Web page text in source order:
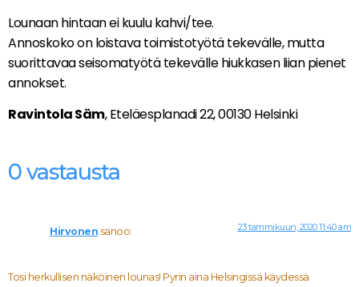
Lounaan hintaan ei kuulu kahvi/tee.
Annoskoko on loistava toimistotyötä tekevälle, mutta
suorittavaa seisomatyötä tekevälle hiukkasen liian pienet
annokset.
Ravintola Säm, Eteläesplanadi 22, 00130 Helsinki
0 vastausta
Hirvonen sanoo: 23 tammikuun, 2020 11:40 am
Tosi herkullisen näköinen lounas! Pyrin aina Helsingissä käydessä